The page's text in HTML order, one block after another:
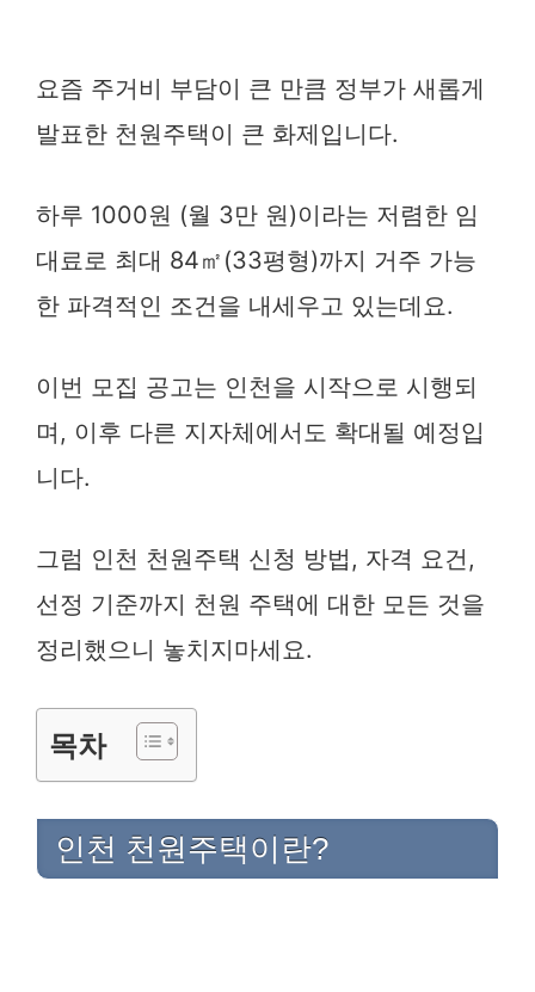
요즘 주거비 부담이 큰 만큼 정부가 새롭게
발표한 천원주택이 큰 화제입니다.
하루 1000원 (월 3만 원)이라는 저렴한 임
대료로 최대 84㎡(33평형)까지 거주 가능
한 파격적인 조건을 내세우고 있는데요.
이번 모집 공고는 인천을 시작으로 시행되
며, 이후 다른 지자체에서도 확대될 예정입
니다.
그럼 인천 천원주택 신청 방법, 자격 요건,
선정 기준까지 천원 주택에 대한 모든 것을
정리했으니 놓치지마세요.
목차
인천 천원주택이란?